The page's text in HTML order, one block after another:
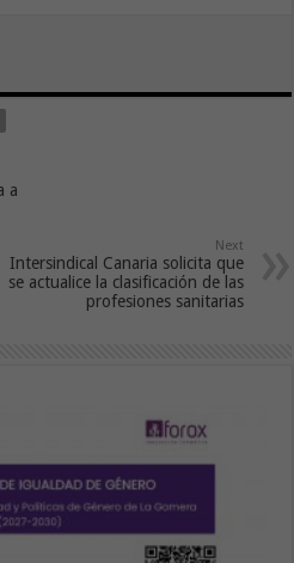
a
Next
Intersindical Canaria solicita que
se actualice la clasificación de las
profesiones sanitarias